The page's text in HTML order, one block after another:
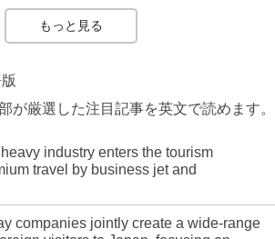
もっと見る
が厳選した注目記事を英文で読めます。
industry enters the tourism
travel by business jet and
companies jointly create a wide-range